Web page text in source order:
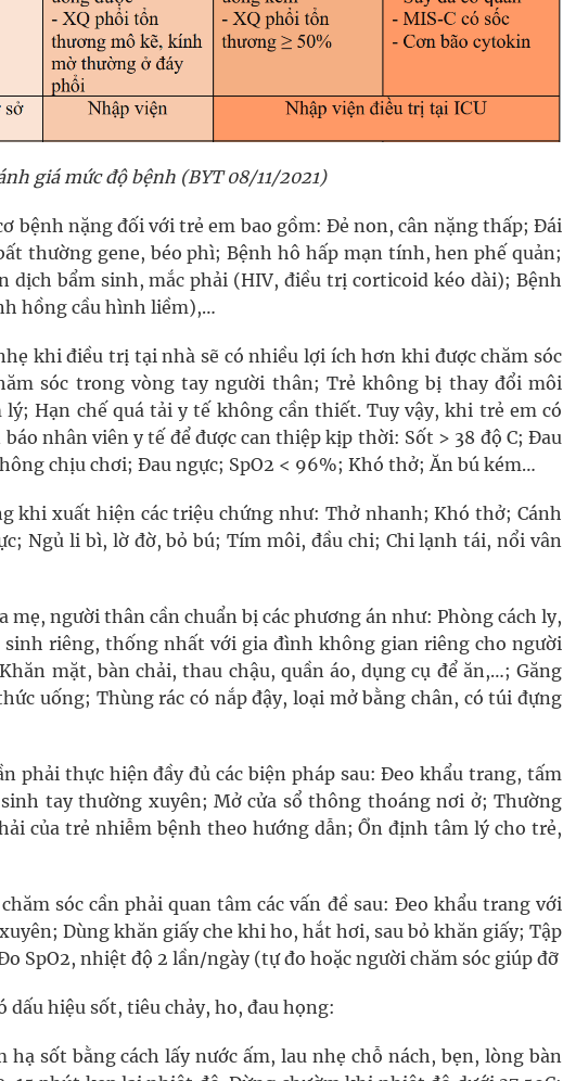
giá mức độ bệnh (BYT 08/11/2021)
bệnh nặng đối với trẻ em bao gồm: Đẻ non, cân nặng thấp; Đái
thường gene, béo phì; Bệnh hô hấp mạn tính, hen phế quản;
dịch bẩm sinh, mắc phải (HIV, điều trị corticoid kéo dài); Bệnh
hồng cầu hình liềm),…
khi điều trị tại nhà sẽ có nhiều lợi ích hơn khi được chăm sóc
sóc trong vòng tay người thân; Trẻ không bị thay đổi môi
Hạn chế quá tải y tế không cần thiết. Tuy vậy, khi trẻ em có
nhân viên y tế để được can thiệp kịp thời: Sốt > 38 độ C; Đau
chịu chơi; Đau ngực; SpO2 < 96%; Khó thở; Ăn bú kém…
khi xuất hiện các triệu chứng như: Thở nhanh; Khó thở; Cánh
Ngủ li bì, lờ đờ, bỏ bú; Tím môi, đầu chi; Chi lạnh tái, nổi vân
người thân cần chuẩn bị các phương án như: Phòng cách ly,
riêng, thống nhất với gia đình không gian riêng cho người
mặt, bàn chải, thau chậu, quần áo, dụng cụ để ăn,…; Găng
uống; Thùng rác có nắp đậy, loại mở bằng chân, có túi đựng
phải thực hiện đầy đủ các biện pháp sau: Đeo khẩu trang, tấm
tay thường xuyên; Mở cửa sổ thông thoáng nơi ở; Thường
của trẻ nhiễm bệnh theo hướng dẫn; Ổn định tâm lý cho trẻ,
sóc cần phải quan tâm các vấn đề sau: Đeo khẩu trang với
Dùng khăn giấy che khi ho, hắt hơi, sau bỏ khăn giấy; Tập
SpO2, nhiệt độ 2 lần/ngày (tự đo hoặc người chăm sóc giúp đỡ
dấu hiệu sốt, tiêu chảy, ho, đau họng:
sốt bằng cách lấy nước ấm, lau nhẹ chỗ nách, bẹn, lòng bàn